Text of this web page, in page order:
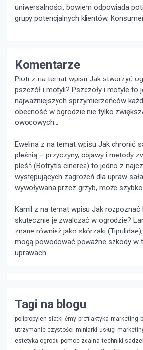
uniwersalności, bowiem odpowiada
grupy potencjalnych klientów.
Komentarze
Piotr z na temat wpisu Jak stworzyć
pszczół i motyli? Pszczoły i motyle to
najważniejszych sprzymierzeńców
obecność w ogrodzie nie tylko
owocowych...
Ewelina z na temat wpisu Jak chronić
pleśnią – przyczyny, objawy i metody
pleśń (Botrytis cinerea) to jedno z
występujących zagrożeń dla upraw
wywoływana przez grzyb, może
Kamil z na temat wpisu Jak rozpoznać
skutecznie je zwalczać w ogrodzie?
znane również jako skórzaki
mogą powodować poważne szkody w
uprawach...
Tagi na blogu
polipropylen siatki ćmy profilaktyka marketing
utrzymanie czystości miniarki usługi
estetyka ogrodu pomoc zdalna techniki